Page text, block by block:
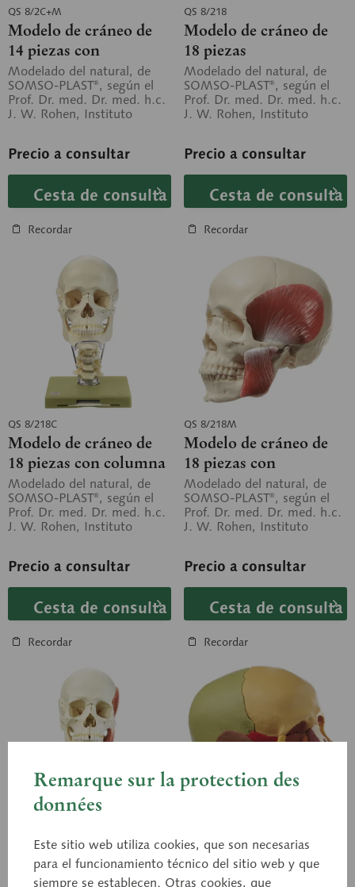
QS 8/2C+M
Modelo de cráneo de
14 piezas con
musculatura
masticatoria, columna
vertebral cervical y
Modelado del natural, de
SOMSO-PLAST®, según el
Prof. Dr. med. Dr. med. h.c.
J. W. Rohen, Instituto
Precio a consultar
Cesta de consulta
Recordar
QS 8/218
Modelo de cráneo de
18 piezas
Modelado del natural, de
SOMSO-PLAST®, según el
Prof. Dr. med. Dr. med. h.c.
J. W. Rohen, Instituto
Precio a consultar
Cesta de consulta
Recordar
QS 8/218C
Modelo de cráneo de
18 piezas con columna
vertebral cervical y
hueso hioides
Modelado del natural, de
SOMSO-PLAST®, según el
Prof. Dr. med. Dr. med. h.c.
J. W. Rohen, Instituto
Precio a consultar
Cesta de consulta
Recordar
QS 8/218M
Modelo de cráneo de
18 piezas con
musculatura
masticatoria
Modelado del natural, de
SOMSO-PLAST®, según el
Prof. Dr. med. Dr. med. h.c.
J. W. Rohen, Instituto
Precio a consultar
Cesta de consulta
Recordar
Modelo de cráneo de
18 piezas con
Modelo de cráneo de
14 piezas
Remarque sur la protection des
données
Este sitio web utiliza cookies, que son necesarias
para el funcionamiento técnico del sitio web y que
siempre se establecen. Otras cookies, que